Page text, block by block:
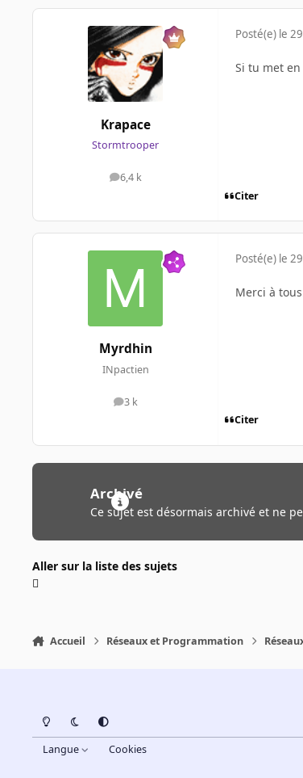
Krapace
Stormtrooper
6,4 k
messages
Posté(e) le
Si tu met
Citer
Myrdhin
INpactien
3 k
messages
Posté(e) le
Merci à
Citer
Archivé
Ce sujet est désormais archivé et ne
Aller sur la liste des sujets
Accueil Réseaux et Programmation
Light ModeDark ModeSystem Preference
Langue Cookies